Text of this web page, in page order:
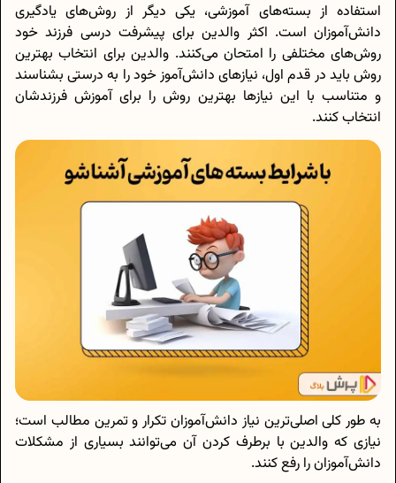
استفاده از بسته‌های آموزشی، یکی دیگر از روش‌های یادگیری
دانش‌آموزان است. اکثر والدین برای پیشرفت درسی فرزند خود
روش‌های مختلفی را امتحان می‌کنند. والدین برای انتخاب بهترین
روش باید در قدم اول، نیاز‌های دانش‌آموز خود را به درستی بشناسند
و متناسب با این نیاز‌ها بهترین روش را برای آموزش فرزند‌شان
انتخاب کنند.
به طور کلی اصلی‌ترین نیاز دانش‌آموزان تکرار و تمرین مطالب است؛
نیازی که والدین با برطرف کردن آن می‌توانند بسیاری از مشکلات
دانش‌آموزان را رفع کنند.